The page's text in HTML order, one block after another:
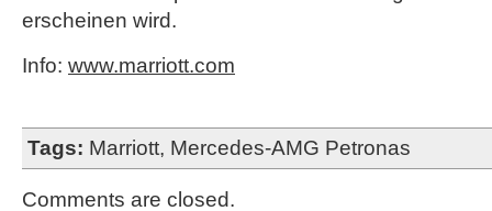
erscheinen wird.
Info: www.marriott.com
Tags: Marriott, Mercedes-AMG Petronas
Comments are closed.